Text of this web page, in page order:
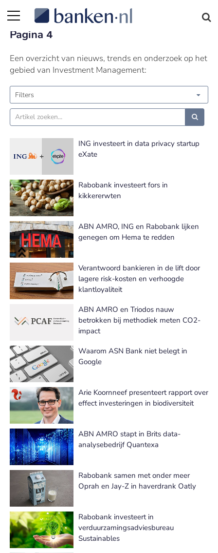
Investment Management nieuws |
Pagina 4
Een overzicht van nieuws, trends en onderzoek op het
gebied van Investment Management:
Filters
ING investeert in data privacy startup
eXate
Rabobank investeert fors in
kikkererwten
ABN AMRO, ING en Rabobank lijken
genegen om Hema te redden
Verantwoord bankieren in de lift door
lagere risk-kosten en verhoogde
klantloyaliteit
ABN AMRO en Triodos nauw
betrokken bij methodiek meten CO2-
impact
Waarom ASN Bank niet belegt in
Google
Arie Koornneef presenteert rapport over
effect investeringen in biodiversiteit
ABN AMRO stapt in Brits data-
analysebedrijf Quantexa
Rabobank samen met onder meer
Oprah en Jay-Z in haverdrank Oatly
Rabobank investeert in
verduurzamingsadviesbureau
Sustainables